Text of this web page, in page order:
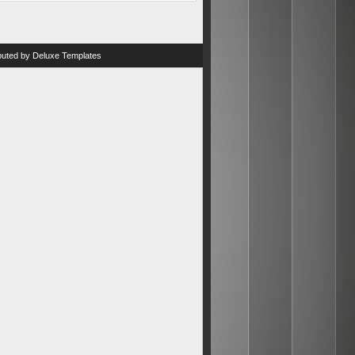
by Deluxe Templates